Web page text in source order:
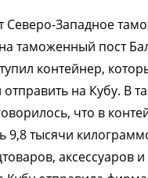
Северо-Западное
таможенный пост
контейнер,
на Кубу. В
что в
9,8 тысячи
аксессуаров и